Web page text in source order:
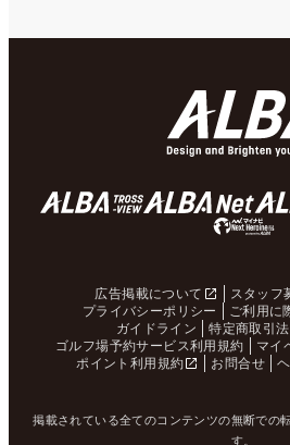
広告掲載について スタッフ
プライバシーポリシー
ご利用に
ガイドライン
特定商取引
ゴルフ場予約サービス利用規約
マイ
ポイント利用規約
お問合せ
掲載されている全てのコンテンツの無断での
す。